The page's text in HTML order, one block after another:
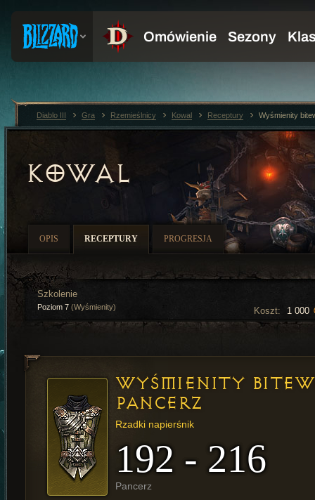
KOWAL
OPIS RECEPTURY PROGRESJA
Koszt: 1 000
Szkolenie
Poziom 7 (Wyśmienity)
WYŚMIENITY
PANCERZ
Rzadki napierśnik
192 - 216
Pancerz
Diablo III Gra Rzemieślnicy Kowal Receptury Wyśmienity